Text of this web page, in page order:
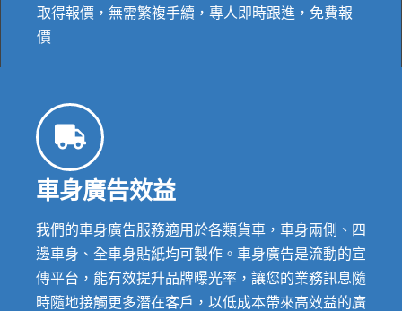
取得報價，無需繁複手續，專人即時跟進，免費報
價
車身廣告效益
我們的車身廣告服務適用於各類貨車，車身兩側、四
邊車身、全車身貼紙均可製作。車身廣告是流動的宣
傳平台，能有效提升品牌曝光率，讓您的業務訊息隨
時隨地接觸更多潛在客戶，以低成本帶來高效益的廣